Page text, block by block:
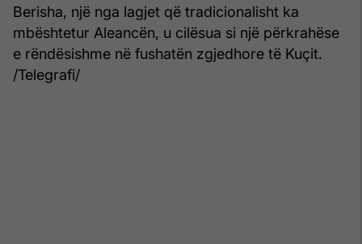
Berisha, një nga lagjet që tradicionalisht ka
mbështetur Aleancën, u cilësua si një përkrahëse
e rëndësishme në fushatën zgjedhore të Kuçit.
/Telegrafi/